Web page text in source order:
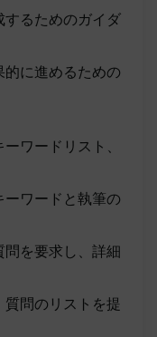
するためのガイダ
に進めるための
ワードリスト、
ワードと執筆の
を要求し、詳細
問のリストを提